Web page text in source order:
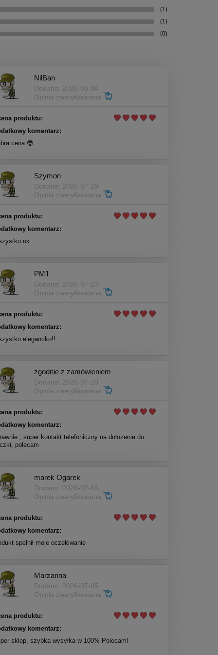
(1)
(1)
(0)
NilBan
Dodano: 2026-08-04
Opinia zweryfikowana
produktu:
komentarz:
cena 😎
Szymon
Dodano: 2026-07-29
Opinia zweryfikowana
produktu:
komentarz:
ok
PM1
Dodano: 2026-07-23
Opinia zweryfikowana
produktu:
komentarz:
elegancko!!
zgodnie z zamówieniem
Dodano: 2026-07-20
Opinia zweryfikowana
produktu:
komentarz:
, super kontakt telefoniczny na dołożenie do
polecam
marek Ogarek
Dodano: 2026-07-16
Opinia zweryfikowana
produktu:
komentarz:
spełnił moje oczekiwanie
Marzanna
Dodano: 2026-07-05
Opinia zweryfikowana
produktu:
komentarz:
sklep, szybka wysyłka w 100% Polecam!